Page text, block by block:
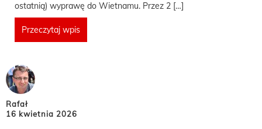
ostatnią) wyprawę do Wietnamu. Przez 2 […]
Przeczytaj wpis
Rafał
16 kwietnia 2026